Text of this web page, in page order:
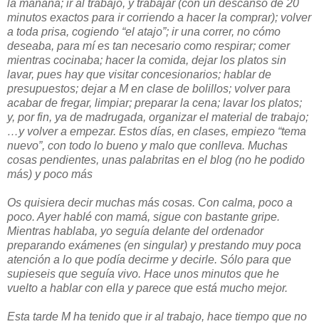
la mañana; ir al trabajo, y trabajar (con un descanso de 20
minutos exactos para ir corriendo a hacer la comprar); volver
a toda prisa, cogiendo “el atajo”; ir una correr, no cómo
deseaba, para mí es tan necesario como respirar; comer
mientras cocinaba; hacer la comida, dejar los platos sin
lavar, pues hay que visitar concesionarios; hablar de
presupuestos; dejar a M en clase de bolillos; volver para
acabar de fregar, limpiar; preparar la cena; lavar los platos;
y, por fin, ya de madrugada, organizar el material de trabajo;
…y volver a empezar. Estos días, en clases, empiezo “tema
nuevo”, con todo lo bueno y malo que conlleva. Muchas
cosas pendientes, unas palabritas en el blog (no he podido
más) y poco más
Os quisiera decir muchas más cosas. Con calma, poco a
poco. Ayer hablé con mamá, sigue con bastante gripe.
Mientras hablaba, yo seguía delante del ordenador
preparando exámenes (en singular) y prestando muy poca
atención a lo que podía decirme y decirle. Sólo para que
supieseis que seguía vivo. Hace unos minutos que he
vuelto a hablar con ella y parece que está mucho mejor.
Esta tarde M ha tenido que ir al trabajo, hace tiempo que no